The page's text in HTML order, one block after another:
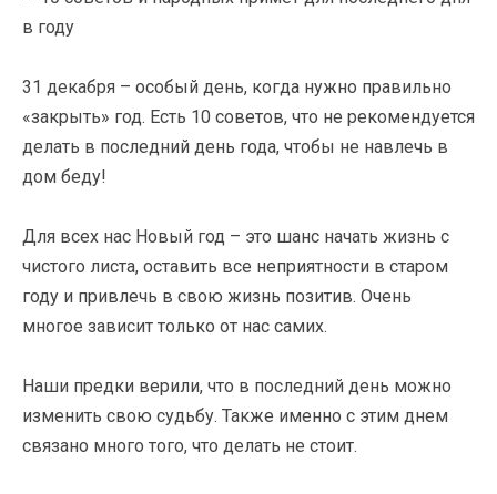
31 декабря – особый день, когда нужно правильно
«закрыть» год. Есть 10 советов, что не рекомендуется
делать в последний день года, чтобы не навлечь в
дом беду!
Для всех нас Новый год – это шанс начать жизнь с
чистого листа, оставить все неприятности в старом
году и привлечь в свою жизнь позитив. Очень
многое зависит только от нас самих.
Наши предки верили, что в последний день можно
изменить свою судьбу. Также именно с этим днем
связано много того, что делать не стоит.